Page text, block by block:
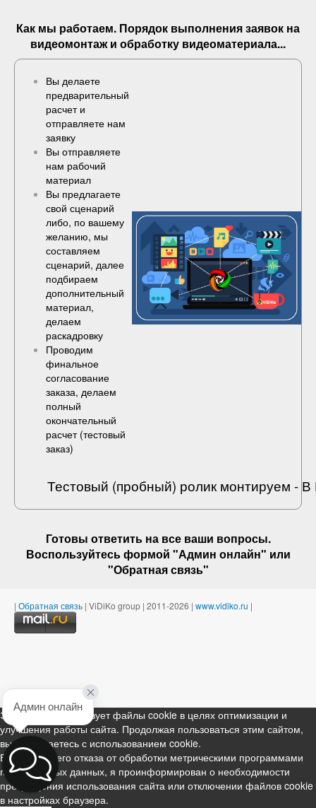
Как мы работаем. Порядок выполнениязаявок на
видеомонтаж и обработку видеоматериала...
Вы делаете
предварительный
расчет и
отправляете нам
заявку
Вы отправляете
нам рабочий
материал
Вы предлагаете
свой сценарий
либо, по вашему
желанию, мы
составляем
сценарий, далее
подбираем
дополнительный
материал,
делаем
раскадровку
Проводим
финальное
согласование
заказа, делаем
полный
окончательный
расчет (тестовый
заказ)
Тестовый (пробный) ролик монтируем -
Готовы ответить на все ваши вопросы.
Воспользуйтесь формой "Админ онлайн" или
"Обратная связь"
| Обратная связь | ViDiKo group | 2011-2026 | www.vidiko.ru |
Этот ресурс использует файлы cookie в целях оптимизации и
улучшения работы сайта. Продолжая пользоваться этим сайтом,
вы соглашаетесь с использованием cookie.
В случае моего отказа от обработки метрическими программами
персональных данных, я проинформирован о необходимости
прекращения использования сайта или отключении файлов cookie
в настройках браузера.
Админ онлайн